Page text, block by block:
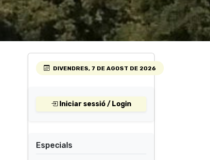
DIVENDRES, 7 DE AGOST DE 2026
Iniciar sessió / Login
Especials